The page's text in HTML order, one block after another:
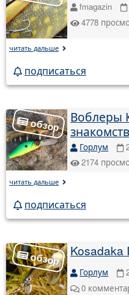
fmagazin
4778
читать дальше
подписаться
Воблеры
Горлум
2174
читать дальше
подписаться
Kosadaka
Горлум
0